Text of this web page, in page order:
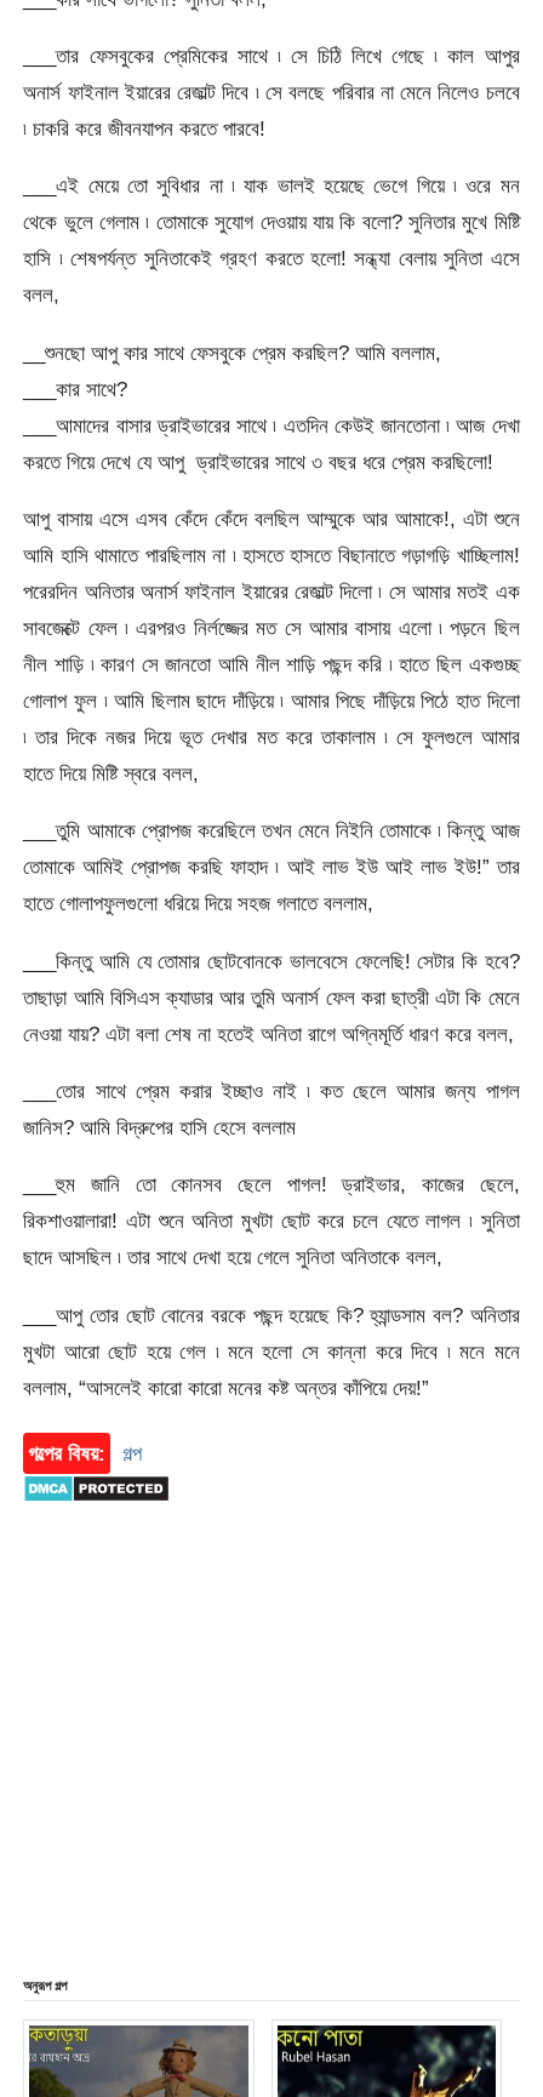
___তার ফেসবুকের প্রেমিকের সাথে ৷ সে চিঠি লিখে গেছে ৷ কাল আপুর
অনার্স ফাইনাল ইয়ারের রেজাল্ট দিবে ৷ সে বলছে পরিবার না মেনে নিলেও চলবে
৷ চাকরি করে জীবনযাপন করতে পারবে!
___এই মেয়ে তো সুবিধার না ৷ যাক ভালই হয়েছে ভেগে গিয়ে ৷ ওরে মন
থেকে ভুলে গেলাম ৷ তোমাকে সুযোগ দেওয়ায় যায় কি বলো? সুনিতার মুখে মিষ্টি
হাসি ৷ শেষপর্যন্ত সুনিতাকেই গ্রহণ করতে হলো! সন্ধ্যা বেলায় সুনিতা এসে
বলল,
__শুনছো আপু কার সাথে ফেসবুকে প্রেম করছিল? আমি বললাম,
___কার সাথে?
___আমাদের বাসার ড্রাইভারের সাথে ৷ এতদিন কেউই জানতোনা ৷ আজ দেখা
করতে গিয়ে দেখে যে আপু ড্রাইভারের সাথে ৩ বছর ধরে প্রেম করছিলো!
আপু বাসায় এসে এসব কেঁদে কেঁদে বলছিল আম্মুকে আর আমাকে!, এটা শুনে
আমি হাসি থামাতে পারছিলাম না ৷ হাসতে হাসতে বিছানাতে গড়াগড়ি খাচ্ছিলাম!
পরেরদিন অনিতার অনার্স ফাইনাল ইয়ারের রেজাল্ট দিলো ৷ সে আমার মতই এক
সাবজেক্টে ফেল ৷ এরপরও নির্লজ্জের মত সে আমার বাসায় এলো ৷ পড়নে ছিল
নীল শাড়ি ৷ কারণ সে জানতো আমি নীল শাড়ি পছন্দ করি ৷ হাতে ছিল একগুচ্ছ
গোলাপ ফুল ৷ আমি ছিলাম ছাদে দাঁড়িয়ে ৷ আমার পিছে দাঁড়িয়ে পিঠে হাত দিলো
৷ তার দিকে নজর দিয়ে ভূত দেখার মত করে তাকালাম ৷ সে ফুলগুলে আমার
হাতে দিয়ে মিষ্টি স্বরে বলল,
___তুমি আমাকে প্রোপজ করেছিলে তখন মেনে নিইনি তোমাকে ৷ কিন্তু আজ
তোমাকে আমিই প্রোপজ করছি ফাহাদ ৷ আই লাভ ইউ আই লাভ ইউ!” তার
হাতে গোলাপফুলগুলো ধরিয়ে দিয়ে সহজ গলাতে বললাম,
___কিন্তু আমি যে তোমার ছোটবোনকে ভালবেসে ফেলেছি! সেটার কি হবে?
তাছাড়া আমি বিসিএস ক্যাডার আর তুমি অনার্স ফেল করা ছাত্রী এটা কি মেনে
নেওয়া যায়? এটা বলা শেষ না হতেই অনিতা রাগে অগ্নিমূর্তি ধারণ করে বলল,
___তোর সাথে প্রেম করার ইচ্ছাও নাই ৷ কত ছেলে আমার জন্য পাগল
জানিস? আমি বিদ্রুপের হাসি হেসে বললাম
___হুম জানি তো কোনসব ছেলে পাগল! ড্রাইভার, কাজের ছেলে,
রিকশাওয়ালারা! এটা শুনে অনিতা মুখটা ছোট করে চলে যেতে লাগল ৷ সুনিতা
ছাদে আসছিল ৷ তার সাথে দেখা হয়ে গেলে সুনিতা অনিতাকে বলল,
___আপু তোর ছোট বোনের বরকে পছন্দ হয়েছে কি? হ্যান্ডসাম বল? অনিতার
মুখটা আরো ছোট হয়ে গেল ৷ মনে হলো সে কান্না করে দিবে ৷ মনে মনে
বললাম, “আসলেই কারো কারো মনের কষ্ট অন্তর কাঁপিয়ে দেয়!”
গল্পের বিষয়: গল্প
অনুরূপ গল্প